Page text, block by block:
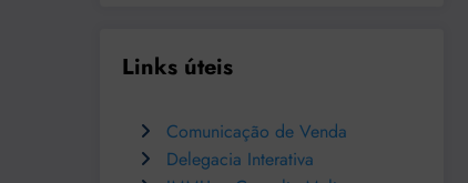
Links úteis
Comunicação de Venda
Delegacia Interativa